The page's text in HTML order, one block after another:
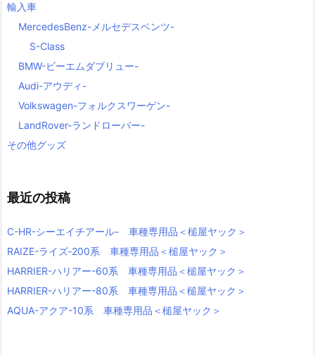
輸入車
MercedesBenz-メルセデスベンツ-
S-Class
BMW-ビーエムダブリュー-
Audi-アウディ-
Volkswagen-フォルクスワーゲン-
LandRover-ランドローバー-
その他グッズ
最近の投稿
C-HR-シーエイチアール- 車種専用品＜槌屋ヤック＞
RAIZE-ライズ‐200系 車種専用品＜槌屋ヤック＞
HARRIER-ハリアー-60系 車種専用品＜槌屋ヤック＞
HARRIER-ハリアー-80系 車種専用品＜槌屋ヤック＞
AQUA-アクア-10系 車種専用品＜槌屋ヤック＞